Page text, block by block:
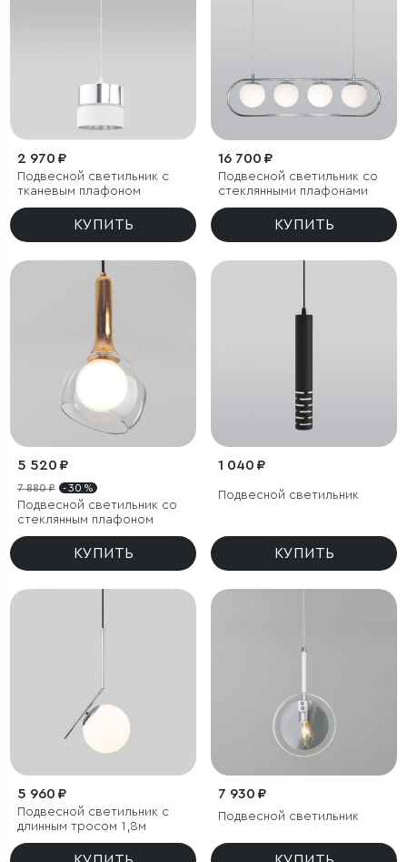
2 970 ₽
Подвесной светильник с
тканевым плафоном
КУПИТЬ
16 700 ₽
Подвесной светильник со
стеклянными плафонами
КУПИТЬ
5 520 ₽
7 880 ₽ - 30 %
Подвесной светильник со
стеклянным плафоном
КУПИТЬ
1 040 ₽
Подвесной светильник
КУПИТЬ
5 960 ₽
Подвесной светильник с
длинным тросом 1,8м
7 930 ₽
Подвесной светильник